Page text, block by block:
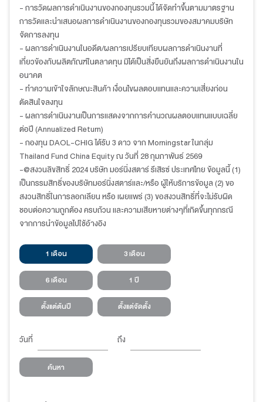
- การวัดผลการดำเนินงานของกองทุนรวมนี้ ได้จัดทำขึ้นตามมาตรฐาน
การวัดและนำเสนอผลการดำเนินงานของกองทุนรวมของสมาคมบริษัท
จัดการลงทุน
- ผลการดำเนินงานในอดีต/ผลการเปรียบเทียบผลการดำเนินงานที่
เกี่ยวข้องกับผลิตภัณฑ์ในตลาดทุน มิได้เป็นสิ่งยืนยันถึงผลการดำเนินงานใน
อนาคต
- ทำความเข้าใจลักษณะสินค้า เงื่อนไขผลตอบแทนและความเสี่ยงก่อน
ตัดสินใจลงทุน
- ผลการดำเนินงานเป็นการแสดงจากการคำนวณผลตอบแทนแบบเฉลี่ย
ต่อปี (Annualized Return)
- กองทุน DAOL-CHIG ได้รับ 3 ดาว จาก Morningstar ในกลุ่ม
Thailand Fund China Equity ณ วันที่ 28 กุมภาพันธ์2569
-@สงวนลิขสิทธิ์ 2024 บริษัท มอร์นิ่งสตาร์ รีเสิรซ์ ประเทศไทย ข้อมูลนี้ (1)
เป็นกรรมสิทธิ์ของบริษัทมอร์นิ่งสตาร์และ/หรือ ผู้ให้บริการข้อมูล (2) ขอ
สงวนสิทธิ์ในการลอกเลียน หรือ เผยแพร่ (3) ขอสงวนสิทธิ์ที่จะไม่รับผิด
ชอบต่อความถูกต้อง ครบถ้วน และความเสียหายต่างๆที่เกิดขึ้นทุกกรณี
จากการนำข้อมูลไปใช้อ้างอิง
1 เดือน 3 เดือน
6 เดือน 1 ปี
ตั้งแต่ต้นปี ตั้งแต่จัดตั้ง
วันที่ ถึง
ค้นหา